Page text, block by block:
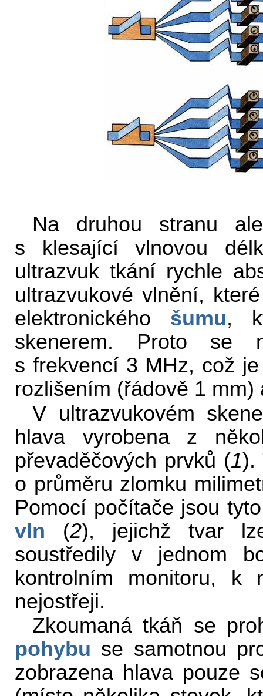
Na druhou stranu
s klesající vlnovou
ultrazvuk tkání rychle
ultrazvukové vlnění,
elektronického šumu,
skenerem. Proto se
s frekvencí 3 MHz, což
rozlišením (řádově 1
V ultrazvukovém
hlava vyrobena z
převaděčových prvků (1).
o průměru zlomku
Pomocí počítače jsou
vln (2), jejichž tvar
soustředily v jednom
kontrolním monitoru, k
nejostřeji.
Zkoumaná tkáň se
pohybu se samotnou
zobrazena hlava pouze